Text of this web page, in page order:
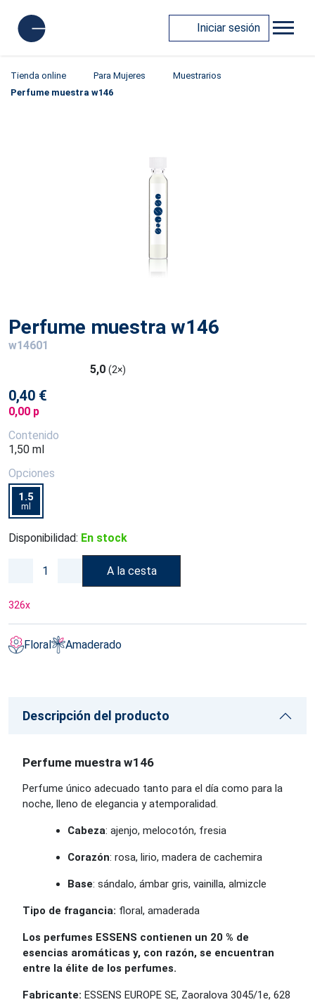
Iniciar sesión
Tienda online Para Mujeres
Muestrarios
Perfume muestra w146
Perfume muestra w146
w14601
5,0 (2×)
0,40 €
0,00 p
Contenido
1,50 ml
Opciones
1.5
ml
Disponibilidad: En stock
A la cesta
326x
Floral Amaderado
Descripción del producto
Perfume muestra w146
Perfume único adecuado tanto para el día como para la
noche, lleno de elegancia y atemporalidad.
Cabeza: ajenjo, melocotón, fresia
Corazón: rosa, lirio, madera de cachemira
Base: sándalo, ámbar gris, vainilla, almizcle
Tipo de fragancia: floral, amaderada
Los perfumes ESSENS contienen un 20 % de
esencias aromáticas y, con razón, se encuentran
entre la élite de los perfumes.
Fabricante: ESSENS EUROPE SE, Zaoralova 3045/1e, 628